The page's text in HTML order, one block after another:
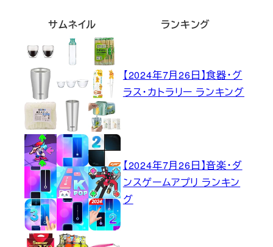
サムネイル ランキング
【2024年7月26日】食器・グ
ラス・カトラリー ランキング
【2024年7月26日】音楽・ダ
ンスゲームアプリ ランキン
グ